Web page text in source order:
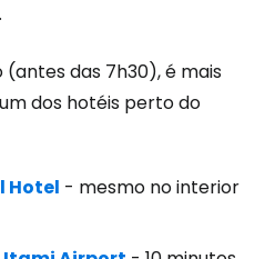
das 7h30), é mais
dos hotéis perto do
Hotel - mesmo no interior